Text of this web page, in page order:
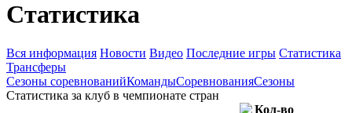
Статистика
Вся информация Новости Видео Последние игры Статистика
Трансферы
Сезоны соревнованийКомандыСоревнованияСезоны
Статистика за клуб в чемпионате стран